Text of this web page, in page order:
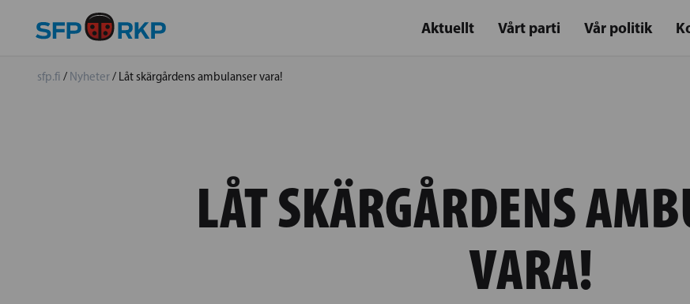
Aktuellt Vårt parti Vår politik
sfp.fi / Nyheter/ Låt skärgårdens ambulanser vara!
LÅT SKÄRGÅRDENS
VARA!